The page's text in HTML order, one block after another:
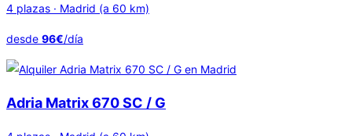
4 plazas · Madrid (a 60 km)
desde 96€/día
Adria Matrix 670 SC / G